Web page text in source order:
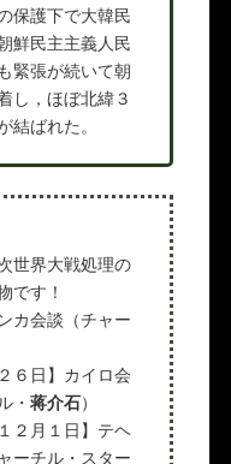
保護下で大韓民
鮮民主主義人民
緊張が続いて朝
し，ほぼ北緯３
結ばれた。
世界大戦処理の
です！
カ会談（チャー
６日】カイロ会
・ 蒋介石）
２月１日】テヘ
ーチル・スター